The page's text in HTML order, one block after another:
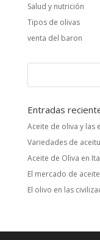
Salud y nutrición
Tipos de olivas
venta del baron
Entradas
Aceite de oliva y las
Variedades de
Aceite de Oliva en
El mercado de
El olivo en las